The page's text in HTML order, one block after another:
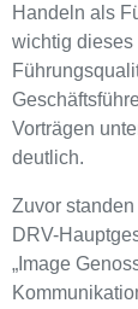
Handeln als
wichtig dieses
Vorträgen
deutlich.
Zuvor
DRV-
„Image